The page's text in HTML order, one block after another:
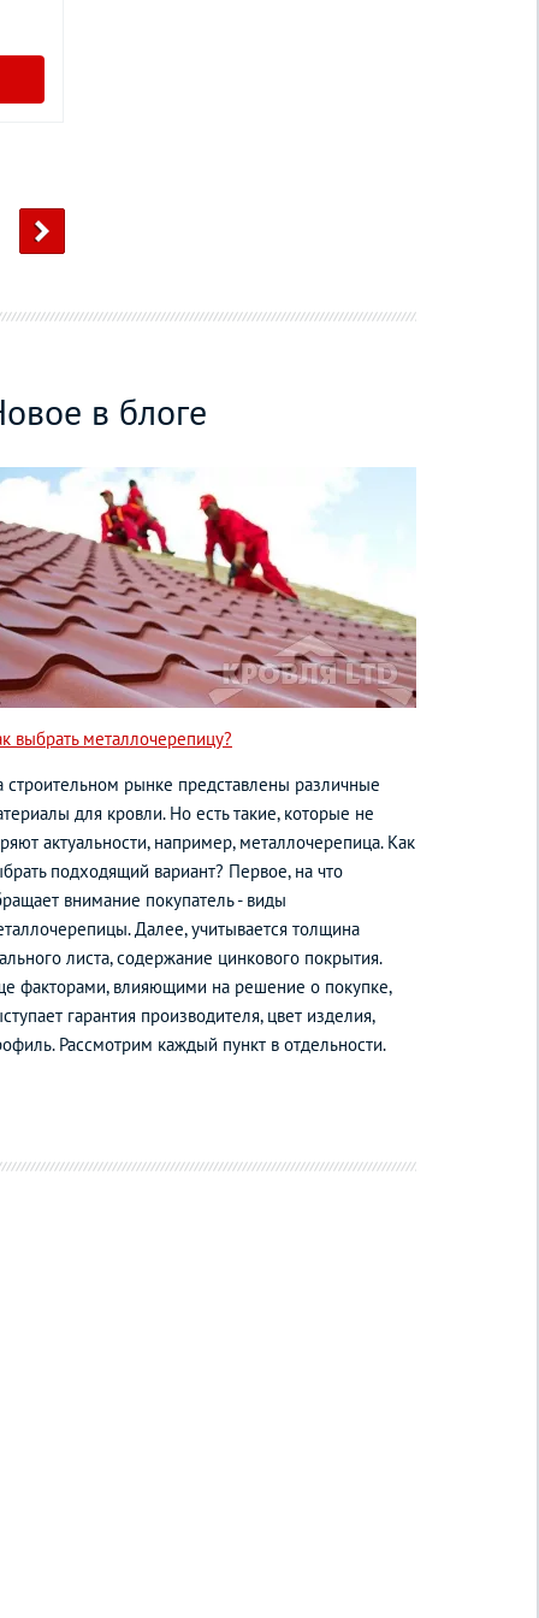
в блоге
выбрать металлочерепицу?
строительном рынке представлены различные
для кровли. Но есть такие, которые не
актуальности, например, металлочерепица. Как
подходящий вариант? Первое, на что
внимание покупатель - виды
Далее, учитывается толщина
листа, содержание цинкового покрытия.
факторами, влияющими на решение о покупке,
гарантия производителя, цвет изделия,
Рассмотрим каждый пункт в отдельности.